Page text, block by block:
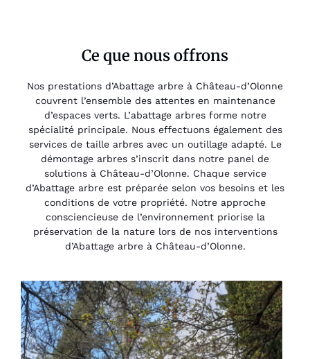
Ce que nous offrons
Nos prestations d’Abattage arbre à Château-d’Olonne
couvrent l’ensemble des attentes en maintenance
d’espaces verts. L’abattage arbres forme notre
spécialité principale. Nous effectuons également des
services de taille arbres avec un outillage adapté. Le
démontage arbres s’inscrit dans notre panel de
solutions à Château-d’Olonne. Chaque service
d’Abattage arbre est préparée selon vos besoins et les
conditions de votre propriété. Notre approche
consciencieuse de l’environnement priorise la
préservation de la nature lors de nos interventions
d’Abattage arbre à Château-d’Olonne.